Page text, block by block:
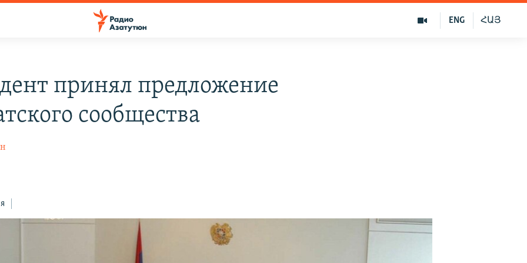
ՀԱՅ
ENG
принял предложение
сообщества